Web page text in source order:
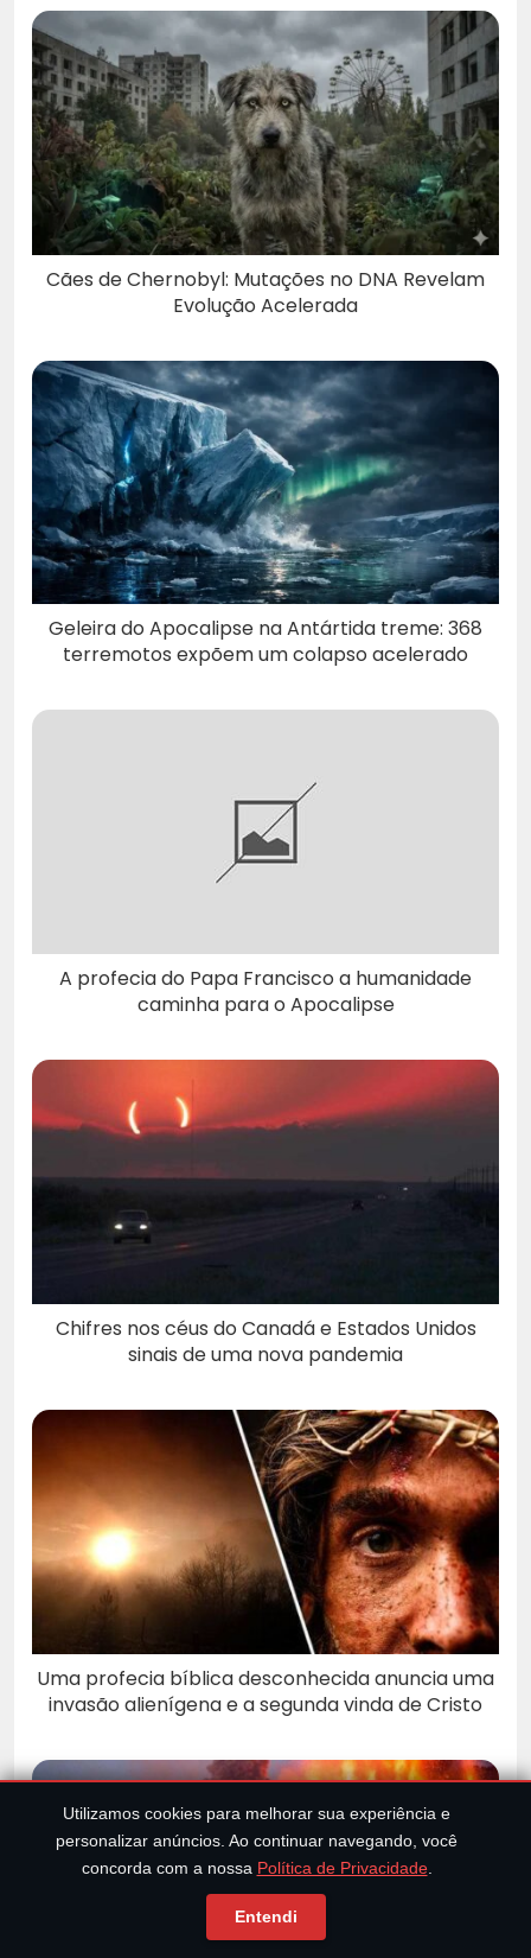
Cães de Chernobyl: Mutações no DNA Revelam
Evolução Acelerada
Geleira do Apocalipse na Antártida treme: 368
terremotos expõem um colapso acelerado
A profecia do Papa Francisco a humanidade
caminha para o Apocalipse
Chifres nos céus do Canadá e Estados Unidos
sinais de uma nova pandemia
Uma profecia bíblica desconhecida anuncia uma
invasão alienígena e a segunda vinda de Cristo
Utilizamos cookies para melhorar sua experiência e
personalizar anúncios. Ao continuar navegando, você
concorda com a nossa Política de Privacidade.
Entendi